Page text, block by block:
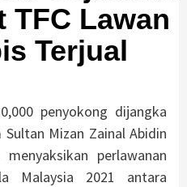
TFC Lawan
Terjual
penyokong dijangka
Mizan Zainal Abidin
perlawanan
Malaysia 2021 antara